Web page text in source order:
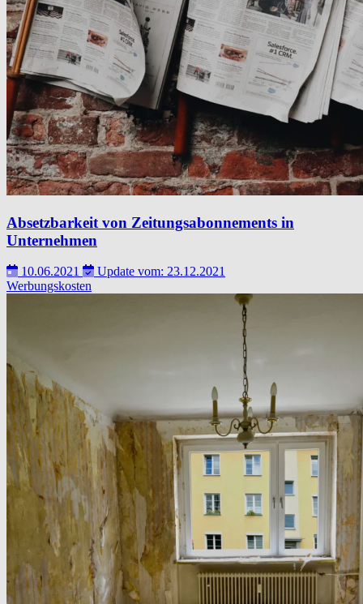
Absetzbarkeit von Zeitungsabonnements in
Unternehmen
10.06.2021
Update vom: 23.12.2021
Werbungskosten